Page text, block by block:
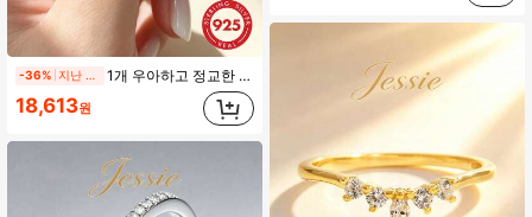
-36% 1개 우아하고 정교한 반짝이는 925 스털링 실버 지르코니아 스퀘어 홀로우 디자인 반지, 여성 파티 웨딩 선물
18,613원